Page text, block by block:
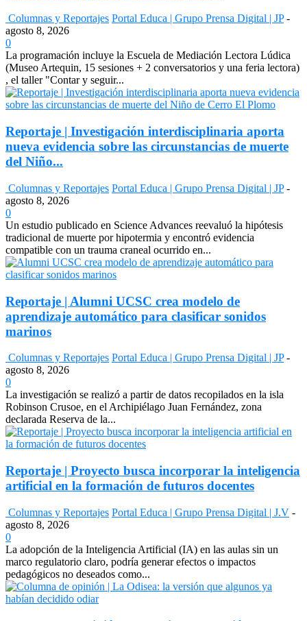
Columnas y Reportajes Portal Educa | Grupo Prensa Digital | JP -
agosto 8, 2026
0
La programación incluye la Escuela de Mediación Lectora Lúdica
(Museo Artequin, 15 sesiones + 2 conversatorios y una feria lectora)
, el taller "Contar y seguir...
Reportaje | Investigación interdisciplinaria aporta
nueva evidencia sobre las circunstancias de muerte
del Niño...
Columnas y Reportajes Portal Educa | Grupo Prensa Digital | JP -
agosto 8, 2026
0
Un estudio publicado en Science Advances reevaluó la hipótesis
tradicional de muerte por hipotermia y encontró evidencia
compatible con un trauma craneal ocurrido en...
Reportaje | Alumni UCSC crea modelo de
aprendizaje automático para clasificar sonidos
marinos
Columnas y Reportajes Portal Educa | Grupo Prensa Digital | JP -
agosto 8, 2026
0
La investigación se realizó a partir de datos recopilados en la isla
Robinson Crusoe, en el Archipiélago Juan Fernández, zona
declarada Reserva de la...
Reportaje | Proyecto busca incorporar la inteligencia
artificial en la formación de futuros docentes
Columnas y Reportajes Portal Educa | Grupo Prensa Digital | J.V -
agosto 8, 2026
0
La adopción de la Inteligencia Artificial (IA) en las aulas sin un
marco regulatorio claro, podría generar efectos o impactos
pedagógicos no deseados como...